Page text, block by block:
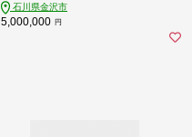
石川県金沢市
5,000,000 円